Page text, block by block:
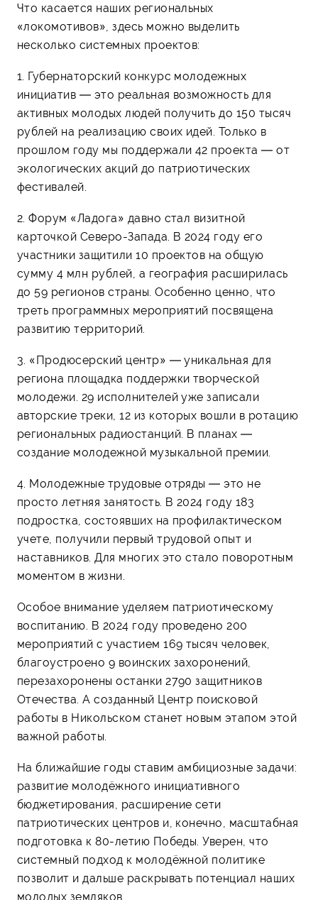
Что касается наших региональных
«локомотивов», здесь можно выделить
несколько системных проектов:
1. Губернаторский конкурс молодежных
инициатив — это реальная возможность для
активных молодых людей получить до 150 тысяч
рублей на реализацию своих идей. Только в
прошлом году мы поддержали 42 проекта — от
экологических акций до патриотических
фестивалей.
2. Форум «Ладога» давно стал визитной
карточкой Северо-Запада. В 2024 году его
участники защитили 10 проектов на общую
сумму 4 млн руб­лей, а география расширилась
до 59 регионов страны. Особенно ценно, что
треть программных мероприятий посвящена
развитию территорий.
3. «Продюсерский центр» — уникальная для
региона площадка поддержки творческой
молодежи. 29 исполнителей уже записали
авторские треки, 12 из которых вошли в ротацию
региональных радиостанций. В планах —
создание молодежной музыкальной премии.
4. Молодежные трудовые отряды — это не
просто летняя занятость. В 2024 году 183
подростка, состоявших на профилактическом
учете, получили первый трудовой опыт и
наставников. Для многих это стало поворотным
моментом в жизни.
Особое внимание уделяем патриотическому
воспитанию. В 2024 году проведено 200
мероприятий с участием 169 тысяч человек,
благоустроено 9 воинских захоронений,
перезахоронены останки 2790 защитников
Отечества. А созданный Центр поисковой
работы в Никольском станет новым этапом этой
важной работы.
На ближайшие годы ставим амбициозные задачи:
развитие молодёжного инициативного
бюджетирования, расширение сети
патриотических центров и, конечно, масштабная
подготовка к 80-летию Победы. Уверен, что
системный подход к молодёжной политике
позволит и дальше раскрывать потенциал наших
молодых земляков.